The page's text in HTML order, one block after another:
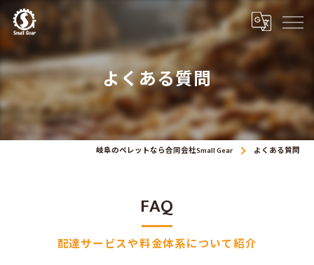
よくある質問
岐阜のペレットなら合同会社Small Gear よくある質問
配達サービスや料金体系について紹介
FAQ